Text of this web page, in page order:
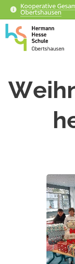
Kooperative
Obertshausen